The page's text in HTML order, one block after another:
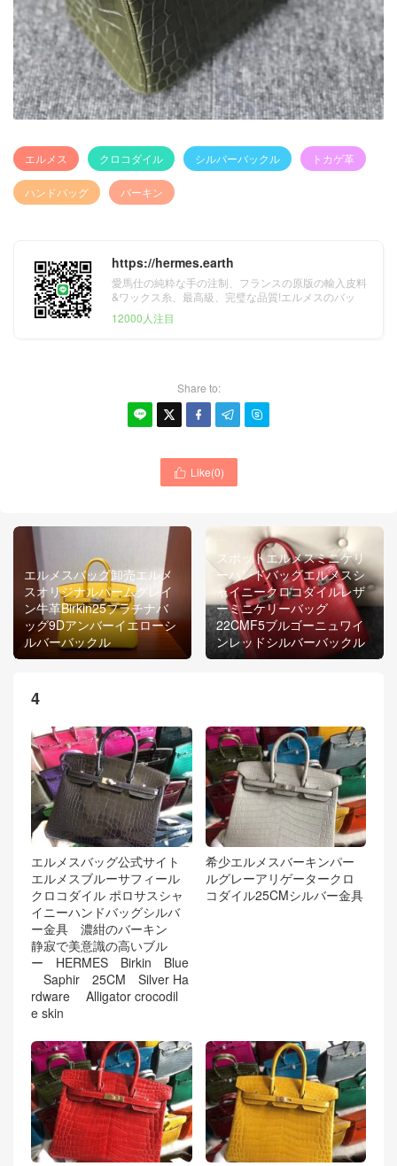
エルメス クロコダイル シルバーバックル トカゲ革
ハンドバッグ バーキン
https://hermes.earth
愛馬仕の純粋な手の注制、フランスの原版の輸入皮料
&ワックス糸、最高級、完璧な品質!エルメスのバッ
グ、財布、ベルト&スカーフ。
12000人注目
Share to:
    
 Like(0)
エルメスバッグ卸売エルメ
スオリジナルパームグレイ
ン牛革Birkin25プラチナバ
ッグ9Dアンバーイエローシ
ルバーバックル
スポットエルメスミニケリ
ーハンドバッグエルメスシ
ャイニークロコダイルレザ
ーミニケリーバッグ
22CMF5ブルゴーニュワイ
ンレッドシルバーバックル
4
エルメスバッグ公式サイト
エルメスブルーサフィール
クロコダイル ポロサスシャ
イニーハンドバッグシルバ
ー金具 濃紺のバーキン
静寂で美意識の高いブル
ー HERMES Birkin Blue
Saphir 25CM Silver Ha
rdware Alligator crocodil
e skin
希少エルメスバーキンパー
ルグレーアリゲータークロ
コダイル25CMシルバー金具